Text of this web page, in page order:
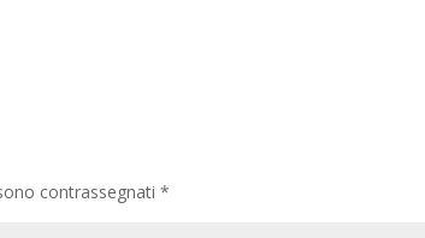
contrassegnati *